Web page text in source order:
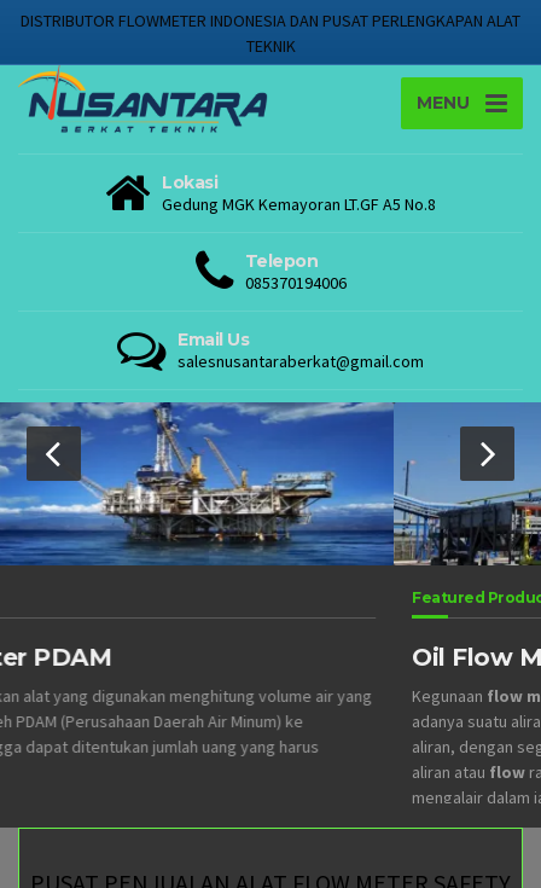
DISTRIBUTOR FLOWMETER INDONESIA DAN PUSAT PERLENGKAPAN ALAT
TEKNIK
MENU
Lokasi
Gedung MGK Kemayoran LT.GF A5 No.8
Telepon
085370194006
Email Us
salesnusantaraberkat@gmail.com
Oil Flow Meter
Kegunaan flow meteradalah alat yang digunakan untuk engetahui
adanya suatu aliran matrial ( liquid, gas, powder ) dalam suatu jalur
aliran, dengan segala aspek aliran itu sendiri, yang meliputi kecepatan
rate dan total massa atau volume dari matrial yang